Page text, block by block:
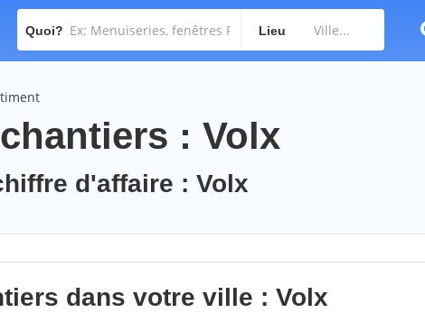
Quoi? Lieu
: Volx
d'affaire : Volx
dans votre ville : Volx